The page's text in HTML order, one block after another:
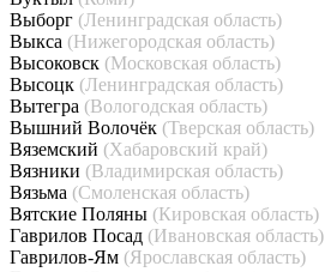
Выборг (Ленинградская область)
Выкса (Нижегородская область)
Высоковск (Московская область)
Высоцк (Ленинградская область)
Вытегра (Вологодская область)
Вышний Волочёк (Тверская область)
Вяземский (Хабаровский край)
Вязники (Владимирская область)
Вязьма (Смоленская область)
Вятские Поляны (Кировская область)
Гаврилов Посад (Ивановская область)
Гаврилов-Ям (Ярославская область)